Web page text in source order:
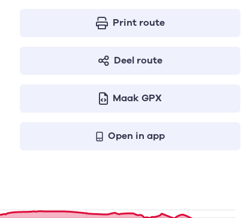
Print route
Deel route
Maak GPX
Open in app